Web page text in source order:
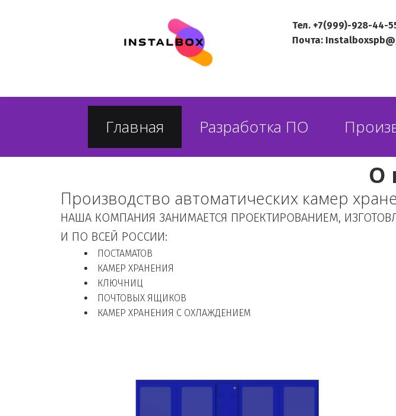
Тел. +7(999)-928-44-
Почта:
Главная Разработка ПО
О
Производство автоматических камер
НАША КОМПАНИЯ ЗАНИМАЕТСЯ ПРОЕКТИРОВАНИЕМ,
И ПО ВСЕЙ РОССИИ:
ПОСТАМАТОВ
КАМЕР ХРАНЕНИЯ
КЛЮЧНИЦ
ПОЧТОВЫХ ЯЩИКОВ
КАМЕР ХРАНЕНИЯ С ОХЛАЖДЕНИЕМ